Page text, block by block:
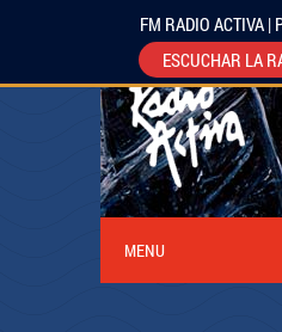
MENU
FM RADIO ACTIVA |
ESCUCHAR LA